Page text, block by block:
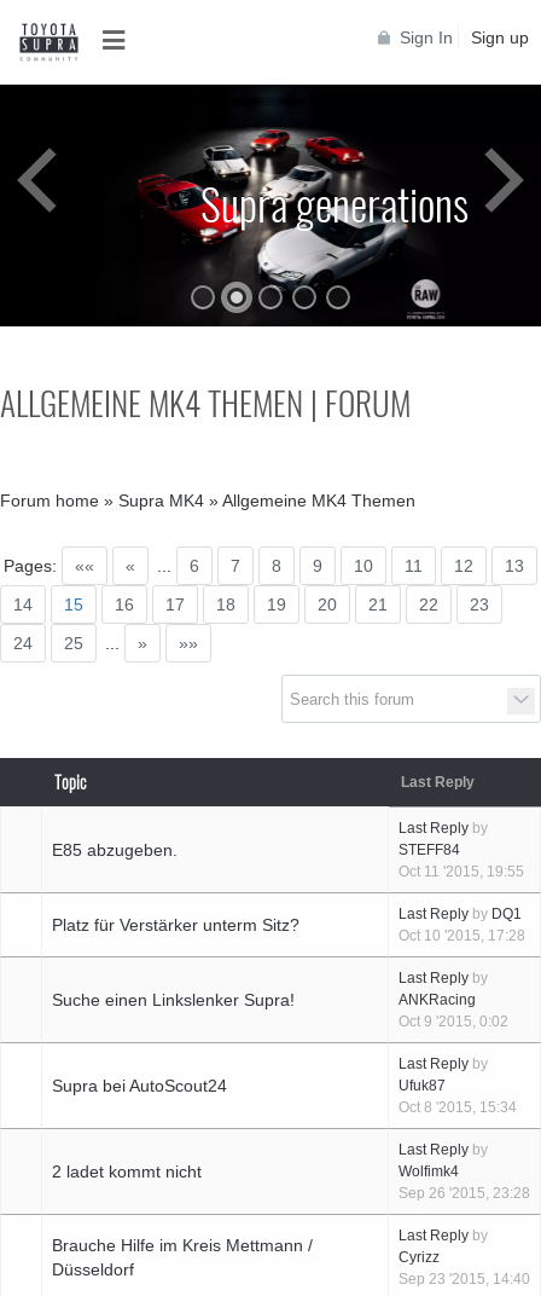
Sign In Sign up
Supra generations
Supra generations
ALLGEMEINE MK4 THEMEN | FORUM
Forum home » Supra MK4 »Allgemeine MK4 Themen
Pages: «« « 6 7 8 9 10 11 12
13
14
15 16 17 18 19 20 21 22
23
24
25 » »»
Topic Last Reply
E85 abzugeben.
Last Reply by
STEFF84
Oct 11 '2015, 19:55
Platz für Verstärker unterm Sitz?
Last Reply by DQ1
Oct 10 '2015, 17:28
Suche einen Linkslenker Supra!
Last Reply by
ANKRacing
Oct 9 '2015, 0:02
Supra bei AutoScout24
Last Reply by
Ufuk87
Oct 8 '2015, 15:34
2 ladet kommt nicht
Last Reply by
Wolfimk4
Sep 26 '2015, 23:28
Brauche Hilfe im Kreis Mettmann /
Düsseldorf
Last Reply by
Cyrizz
Sep 23 '2015, 14:40